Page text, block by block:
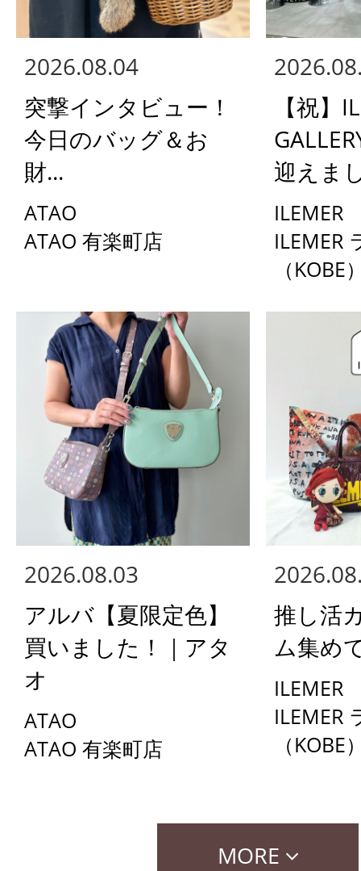
2026.08.04
突撃インタビュー！
今日のバッグ＆お
財...
ATAO
ATAO 有楽町店
【祝】
迎えま
ILEMER
ILEMER
（KOBE
2026.08.03
アルバ【夏限定色】
買いました！｜アタ
オ
ATAO
ATAO 有楽町店
推し活
ム集め
ILEMER
ILEMER
（KOBE
MORE